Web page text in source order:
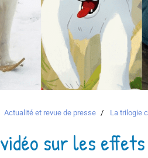
Actualité et revue de presse La trilogie
sur les